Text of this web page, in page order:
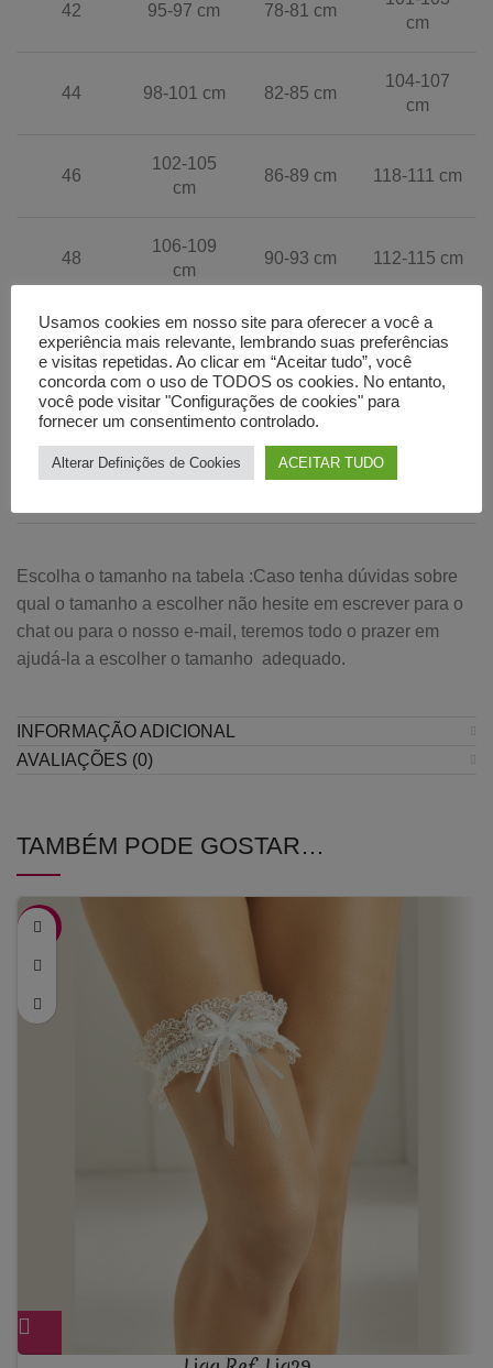
42 95-97 cm 78-81 cm
cm
44 98-101 cm 82-85 cm
104-107
cm
46
102-105
cm
86-89 cm 118-111 cm
48
106-109
cm
90-93 cm 112-115 cm
50 110-113 cm 94-97 cm 116-119 cm
52 114-117 cm 98-101 cm
120-123
54
118-122
102-106
Escolha o tamanho na tabela :Caso tenha dúvidas sobre
qual o tamanho a escolher não hesite em escrever para o
chat ou para o nosso e-mail, teremos todo o prazer em
ajudá-la a escolher o tamanho adequado.
INFORMAÇÃO ADICIONAL
AVALIAÇÕES (0)
TAMBÉM PODE GOSTAR…
-10%
Usamos cookies em nosso site para oferecer a você a
experiência mais relevante, lembrando suas preferências
e visitas repetidas. Ao clicar em “Aceitar tudo”, você
concorda com o uso de TODOS os cookies. No entanto,
você pode visitar "Configurações de cookies" para
fornecer um consentimento controlado.
Alterar Definições de Cookies ACEITAR TUDO